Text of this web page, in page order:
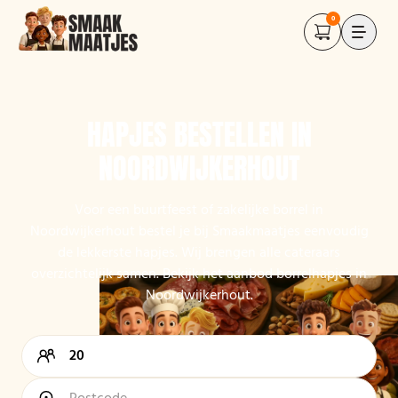
0
overzichtelijk samen. Bekijk het aanbod borrelhapjes in
Noordwijkerhout.